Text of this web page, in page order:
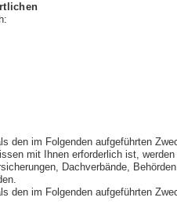
den im Folgenden aufgeführten
mit Ihnen erforderlich ist,
Dachverbände,
den im Folgenden aufgeführten